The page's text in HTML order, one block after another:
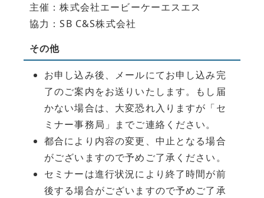
主催：株式会社エービーケーエスエス
協力：SB C&S株式会社
その他
お申し込み後、メールにてお申し込み完
了のご案内をお送りいたします。もし届
かない場合は、大変恐れ入りますが「セ
ミナー事務局」までご連絡ください。
都合により内容の変更、中止となる場合
がございますので予めご了承ください。
セミナーは進行状況により終了時間が前
後する場合がございますので予めご了承